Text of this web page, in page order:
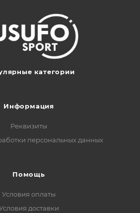
категории
Информация
Реквизиты
персональных данных
Помощь
Условия оплаты
доставки